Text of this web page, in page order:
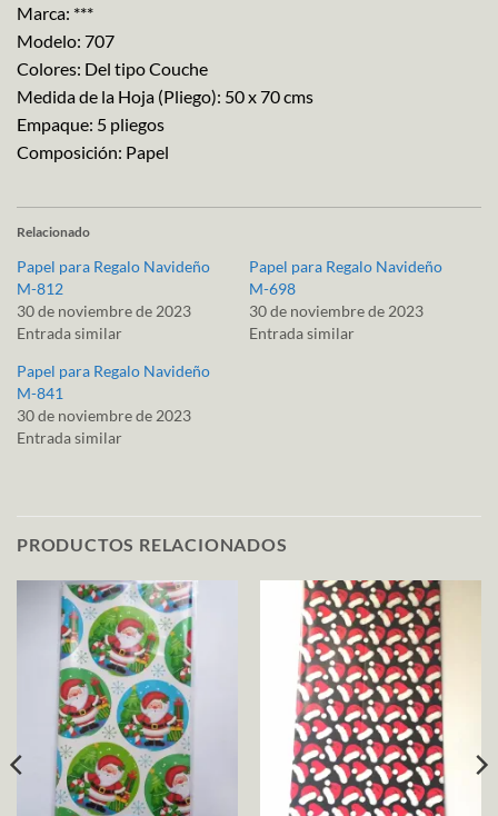
Marca: ***
Modelo: 707
Colores: Del tipo Couche
Medida de la Hoja (Pliego): 50 x 70 cms
Empaque: 5 pliegos
Composición: Papel
Relacionado
Papel para Regalo Navideño
M-812
30 de noviembre de 2023
Entrada similar
Papel para Regalo Navideño
M-698
30 de noviembre de 2023
Entrada similar
Papel para Regalo Navideño
M-841
30 de noviembre de 2023
Entrada similar
PRODUCTOS RELACIONADOS